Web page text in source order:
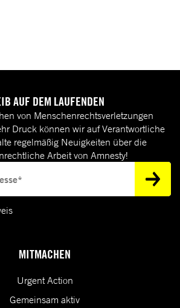
MITMACHEN
Urgent Action
Gemeinsam aktiv
AUF DEM LAUFENDEN
von Menschenrechtsverletzungen
Druck können wir auf Verantwortliche
regelmäßig Neuigkeiten über die
Arbeit von Amnesty!